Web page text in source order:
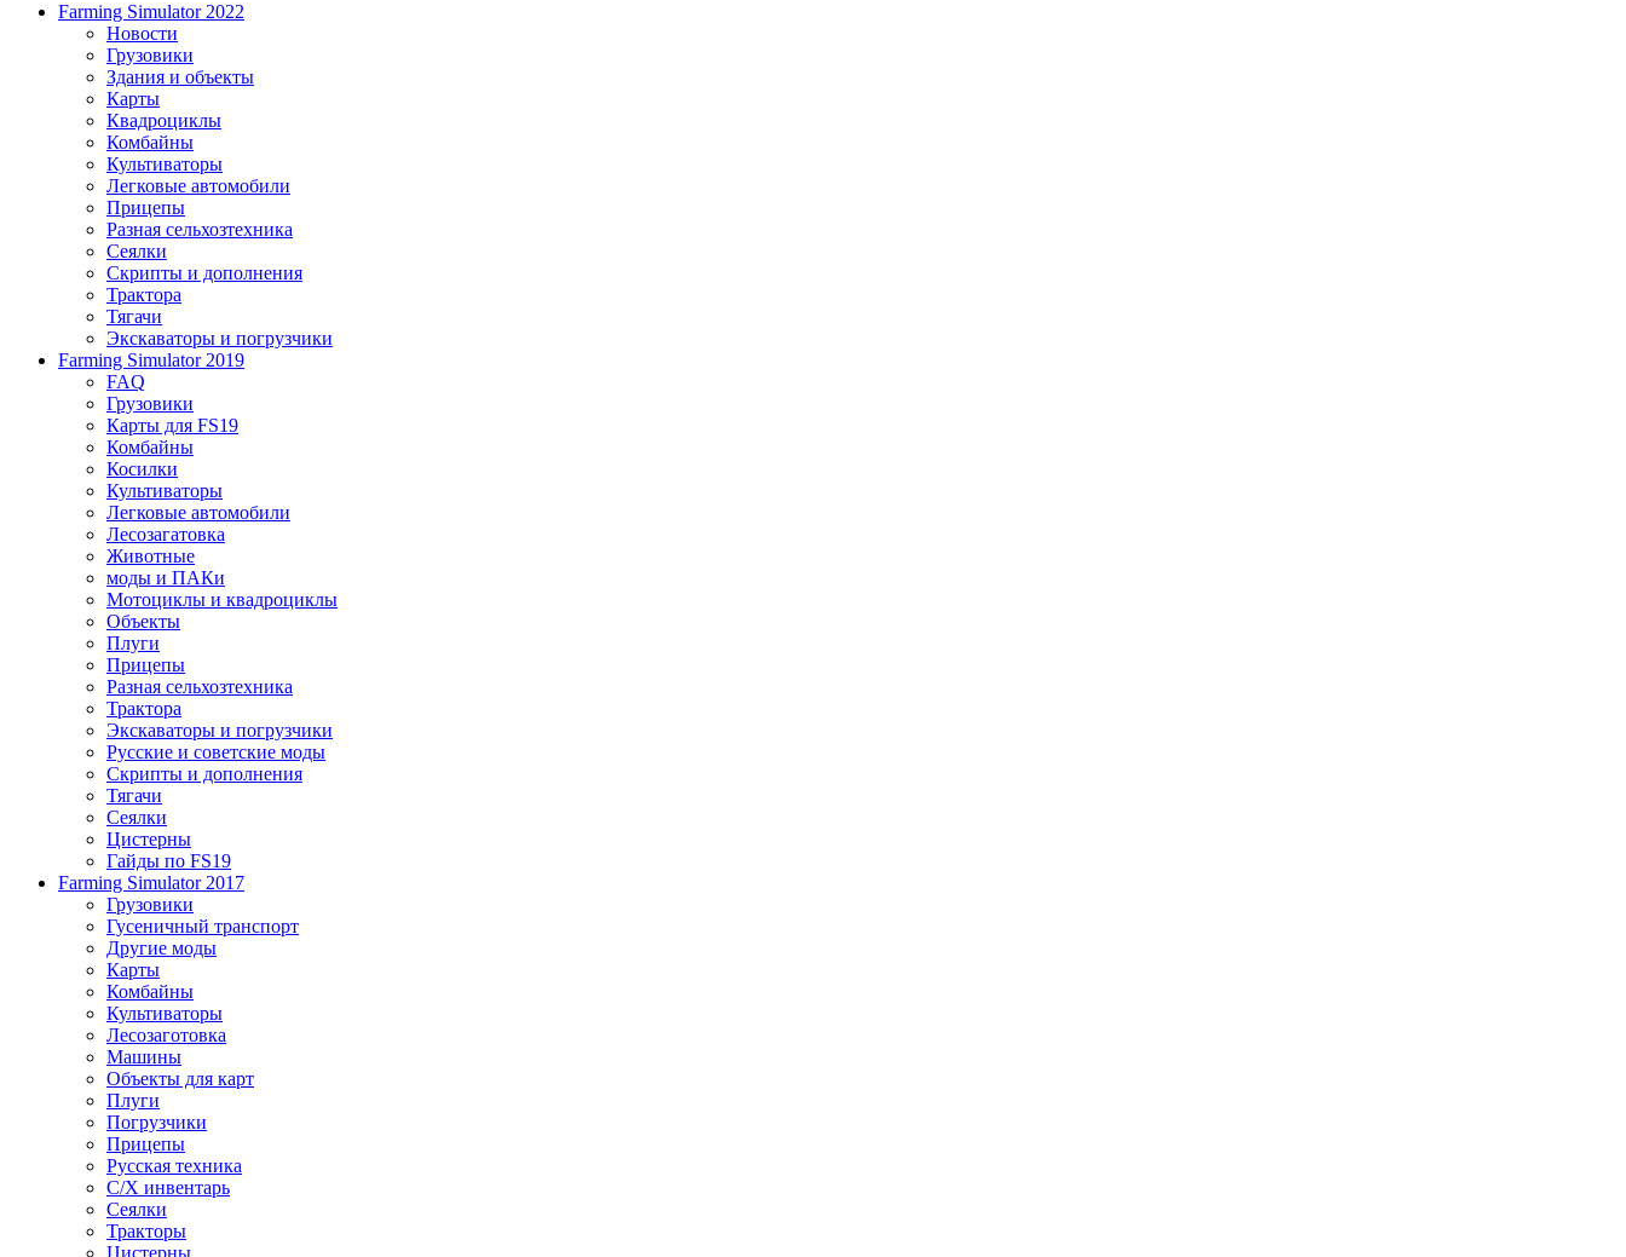
Farming Simulator 2022
Новости
Грузовики
Здания и объекты
Карты
Квадроциклы
Комбайны
Культиваторы
Легковые автомобили
Прицепы
Разная сельхозтехника
Сеялки
Скрипты и дополнения
Трактора
Тягачи
Экскаваторы и погрузчики
Farming Simulator 2019
FAQ
Грузовики
Карты для FS19
Комбайны
Косилки
Культиваторы
Легковые автомобили
Лесозагатовка
Животные
моды и ПАКи
Мотоциклы и квадроциклы
Объекты
Плуги
Прицепы
Разная сельхозтехника
Трактора
Экскаваторы и погрузчики
Русские и советские моды
Скрипты и дополнения
Тягачи
Сеялки
Цистерны
Гайды по FS19
Farming Simulator 2017
Грузовики
Гусеничный транспорт
Другие моды
Карты
Комбайны
Культиваторы
Лесозаготовка
Машины
Объекты для карт
Плуги
Погрузчики
Прицепы
Русская техника
С/Х инвентарь
Сеялки
Тракторы
Цистерны